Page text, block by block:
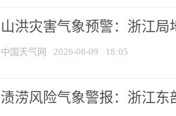
山洪灾害气象预警：浙江
中国天气网 2026-08-09 18:05
渍涝风险气象警报：浙江